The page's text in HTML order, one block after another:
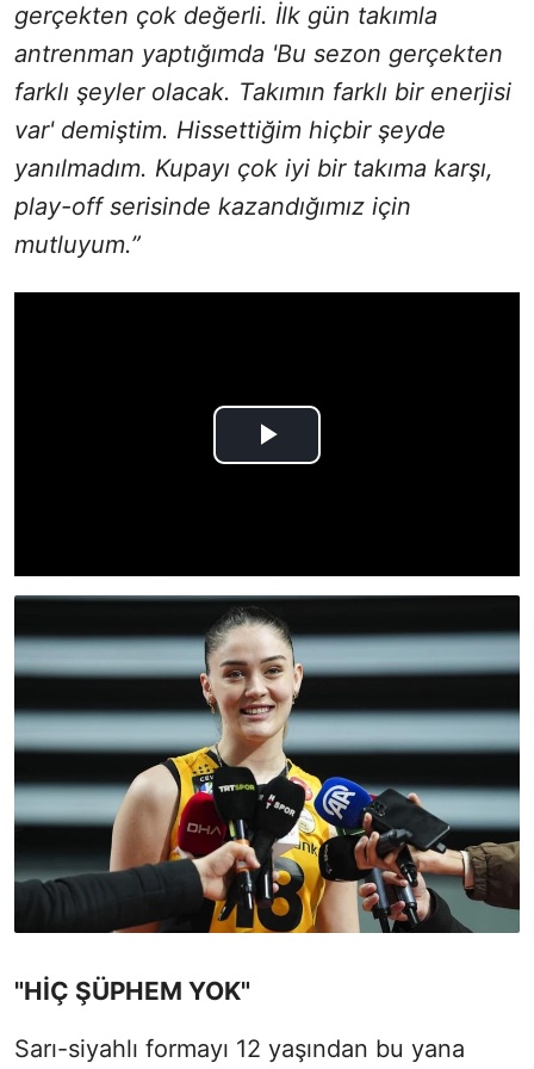
gerçekten çok değerli. İlk gün takımla
antrenman yaptığımda 'Bu sezon gerçekten
farklı şeyler olacak. Takımın farklı bir enerjisi
var' demiştim. Hissettiğim hiçbir şeyde
yanılmadım. Kupayı çok iyi bir takıma karşı,
play-off serisinde kazandığımız için
mutluyum.”
"HİÇ ŞÜPHEM YOK"
Sarı-siyahlı formayı 12 yaşından bu yana